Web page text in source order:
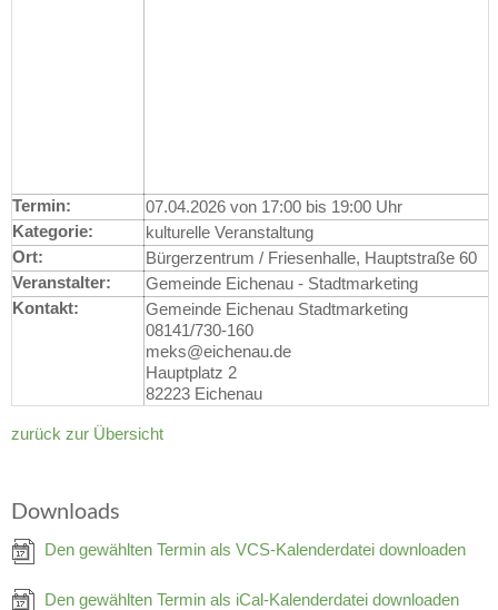
Termin: 07.04.2026 von 17:00 bis 19:00 Uhr
Kategorie:
kulturelle Veranstaltung
Ort:
Bürgerzentrum / Friesenhalle, Hauptstraße 60
Veranstalter:
Gemeinde Eichenau - Stadtmarketing
Kontakt:
Gemeinde Eichenau Stadtmarketing
08141/730-160
meks@eichenau.de
Hauptplatz 2
82223 Eichenau
zurück zur Übersicht
Downloads
Den gewählten Termin als VCS-Kalenderdatei downloaden
Den gewählten Termin als iCal-Kalenderdatei downloaden